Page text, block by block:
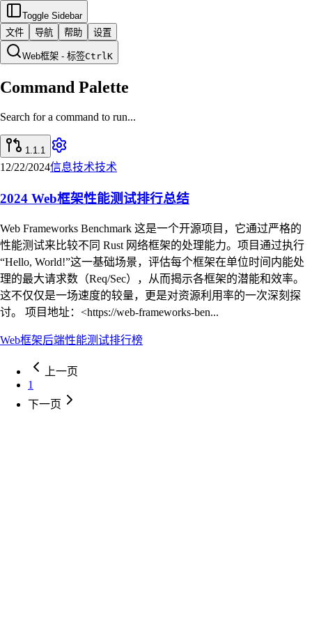
Toggle Sidebar
文件
导航 帮助 设置
Web框架 - 标签CtrlK
Command Palette
Search for a command to run...
1.1.1
12/22/2024信息技术技术
2024 Web框架性能测试排行总结
Web Frameworks Benchmark 这是一个开源项目，它通过严格的
性能测试来比较不同 Rust 网络框架的处理能力。项目通过执行
“Hello, World!”这一基础场景，评估每个框架在单位时间内能处
理的最大请求数（Req/Sec），从而揭示各框架的潜能和效率。
这不仅仅是一场速度的较量，更是对资源利用率的一次深刻探
讨。 项目地址：<https://web-frameworks-ben...
Web框架后端性能测试排行榜
上一页
1
下一页